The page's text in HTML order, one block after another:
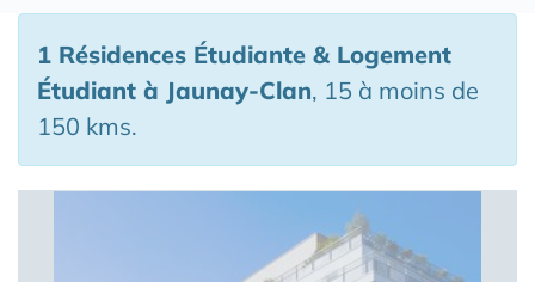
1 Résidences Étudiante & Logement
Étudiant à Jaunay-Clan, 15 à moins de
150 kms.